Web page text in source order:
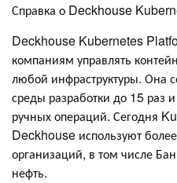
Справка о Deckhouse
Deckhouse Kubernetes
компаниям управлять
любой инфраструктуры. Она
среды разработки до 15 раз
ручных операций. Сегодня
Deckhouse используют
организаций, в том числе
нефть.